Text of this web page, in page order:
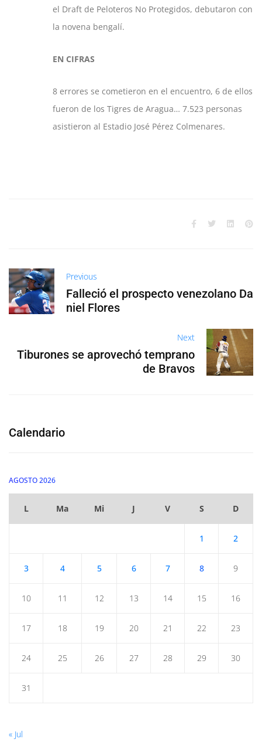
el Draft de Peloteros No Protegidos, debutaron con
la novena bengalí.
EN CIFRAS
8 errores se cometieron en el encuentro, 6 de ellos
fueron de los Tigres de Aragua… 7.523 personas
asistieron al Estadio José Pérez Colmenares.
Previous
Falleció el prospecto venezolano Da
niel Flores
Next
Tiburones se aprovechó temprano
de Bravos
Calendario
AGOSTO 2026
L Ma Mi J V S D
1 2
3 4 5 6 7 8 9
10 11 12 13 14 15 16
17 18 19 20 21 22 23
24 25 26 27 28 29 30
31
« Jul